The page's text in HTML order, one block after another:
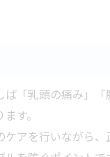
ば「乳頭の痛み」
す。
ケアを行いながら